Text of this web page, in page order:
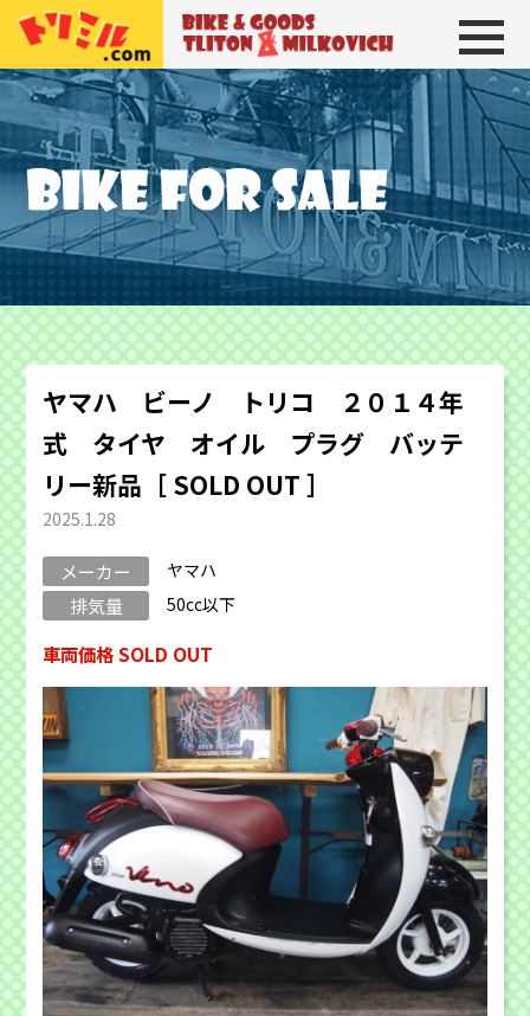
トリトン＆ミルコビッチ BIKE＆
ヤマハ ビーノ トリコ ２０１４年
式 タイヤ オイル プラグ バッテ
リー新品［ SOLD OUT ］
2025.1.28
メーカー ヤマハ
排気量 50cc以下
車両価格 SOLD OUT